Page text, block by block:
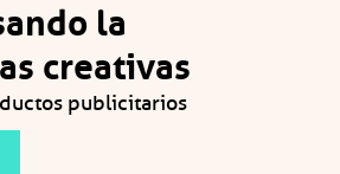
la
creativas
publicitarios